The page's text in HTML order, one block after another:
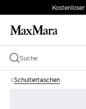
Schultertaschen